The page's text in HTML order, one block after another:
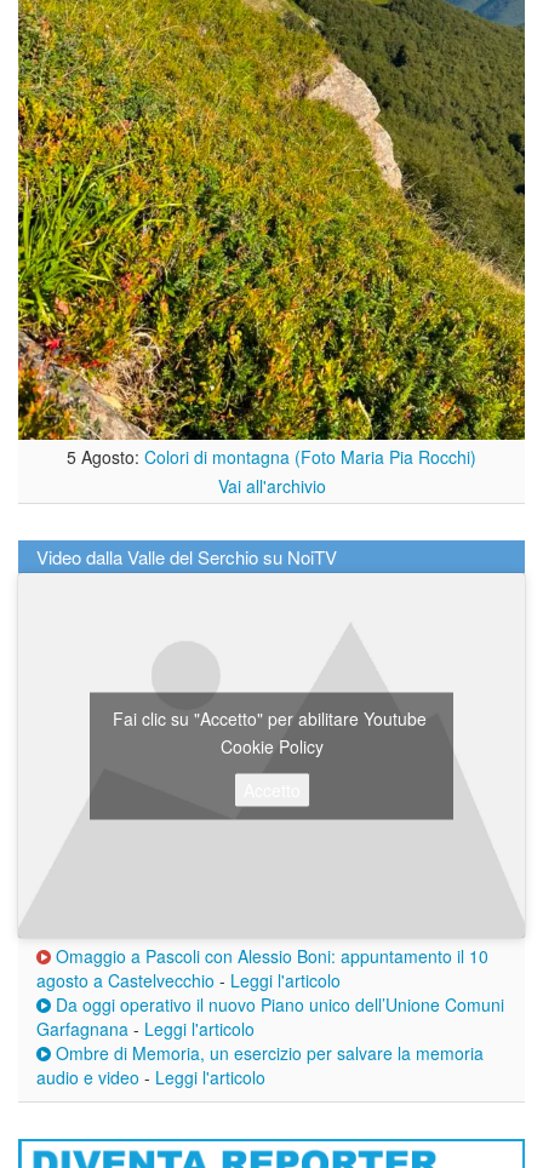
5 Agosto: Colori di montagna (Foto Maria Pia Rocchi)
Vai all'archivio
Video dalla Valle del Serchio su NoiTV
Fai clic su "Accetto" per abilitare Youtube
Cookie Policy
Omaggio a Pascoli con Alessio Boni: appuntamento il 10
agosto a Castelvecchio - Leggi l'articolo
Da oggi operativo il nuovo Piano unico dell’Unione Comuni
Garfagnana - Leggi l'articolo
Ombre di Memoria, un esercizio per salvare la memoria
audio e video - Leggi l'articolo